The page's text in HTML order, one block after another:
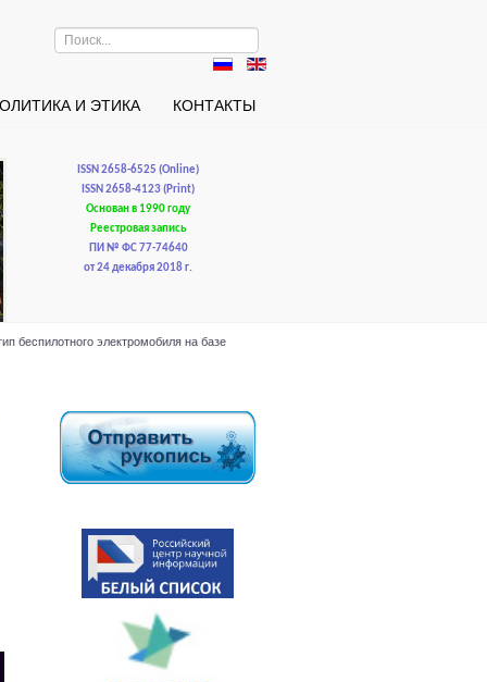
Искать...
И ЭТИКА КОНТАКТЫ
ISSN 2658-6525 (Online)
ISSN 2658-4123 (Print)
Основан в 1990 году
Реестровая запись
ПИ № ФС 77-74640
от 24 декабря 2018 г.
беспилотного электромобиля на базе